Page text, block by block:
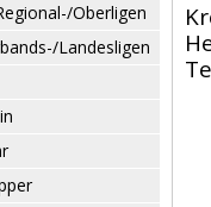
Oberligen
Landesligen